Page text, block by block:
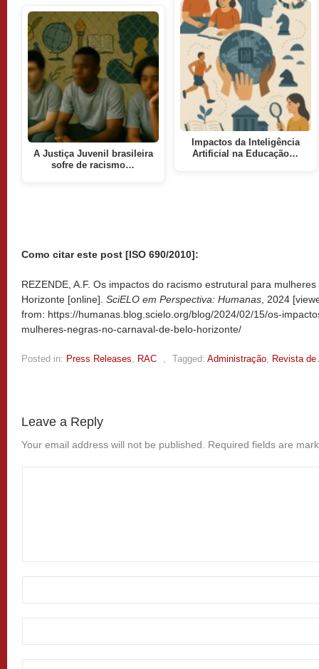
A Justiça Juvenil brasileira
sofre de racismo…
Impactos da Inteligência
Artificial na Educação…
Como citar este post [ISO 690/2010]:
REZENDE, A.F. Os impactos do racismo estrutural para
Horizonte [online]. SciELO em Perspectiva: Humanas , 2024
from: https://humanas.blog.scielo.org/blog/2024/02/15/os-
mulheres-negras-no-carnaval-de-belo-horizonte/
Posted in: Press Releases, RAC , Tagged: Administração, Revista
Leave a Reply
Your email address will not be published. Required fields are